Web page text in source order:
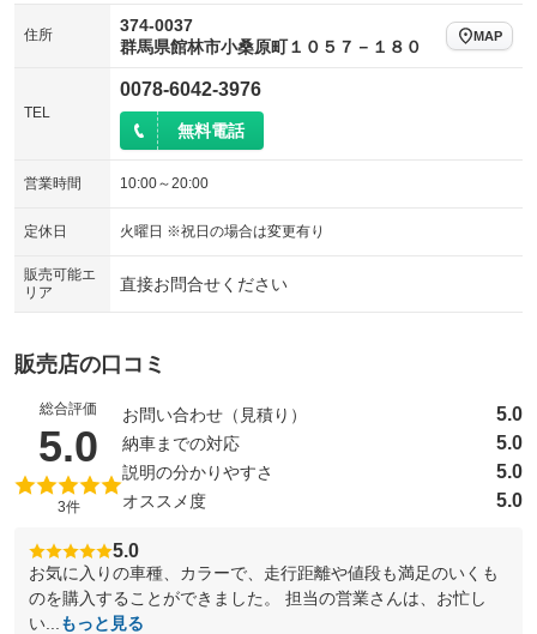
住所
374-0037
群馬県館林市小桑原町１０５７－１８０
MAP
TEL
0078-6042-3976
無料電話
営業時間 10:00～20:00
定休日 火曜日 ※祝日の場合は変更有り
販売可能エ
リア
直接お問合せください
販売店の口コミ
総合評価
5.0 （5点満点中）
3件
お問い合わせ（見積り） 5.0
納車までの対応 5.0
説明の分かりやすさ 5.0
オススメ度 5.0
5.0
お気に入りの車種、カラーで、走行距離や値段も満足のいくも
のを購入することができました。 担当の営業さんは、お忙し
い...
もっと見る